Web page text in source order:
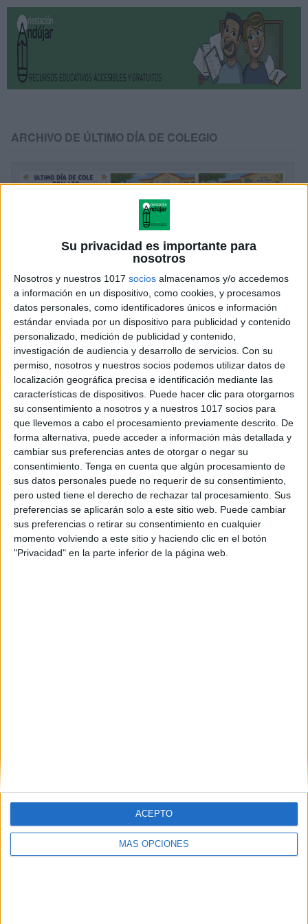
Su privacidad es importante para
nosotros
Nosotros y nuestros 1017 socios almacenamos y/o accedemos
a información en un dispositivo, como cookies, y procesamos
datos personales, como identificadores únicos e información
estándar enviada por un dispositivo para publicidad y contenido
personalizado, medición de publicidad y contenido,
investigación de audiencia y desarrollo de servicios. Con su
permiso, nosotros y nuestros socios podemos utilizar datos de
localización geográfica precisa e identificación mediante las
características de dispositivos. Puede hacer clic para otorgarnos
su consentimiento a nosotros y a nuestros 1017 socios para
que llevemos a cabo el procesamiento previamente descrito. De
forma alternativa, puede acceder a información más detallada y
cambiar sus preferencias antes de otorgar o negar su
consentimiento. Tenga en cuenta que algún procesamiento de
sus datos personales puede no requerir de su consentimiento,
pero usted tiene el derecho de rechazar tal procesamiento. Sus
preferencias se aplicarán solo a este sitio web. Puede cambiar
sus preferencias o retirar su consentimiento en cualquier
momento volviendo a este sitio y haciendo clic en el botón
"Privacidad" en la parte inferior de la página web.
MÁS OPCIONES
ACEPTO
ARCHIVO DE ÚLTIMO DÍA DE COLEGIO
TEA EL último día de colegio con Leo
Publicado el 15 junio, 2026
El final de curso es un momento lleno de emociones
para muchos niños y niñas. Por ello, compartimos “El
último día de colegio con Leo”, un precioso cuento
adaptado con […]
SEGUIR LEYENDO
Buscar
SIGUE NUESTROS TABLEROS EN